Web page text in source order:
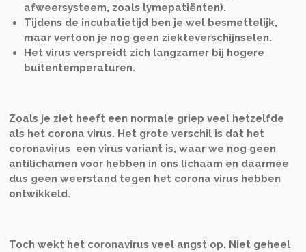
afweersysteem, zoals lymepatiënten).
Tijdens de incubatietijd ben je wel besmettelijk,
maar vertoon je nog geen ziekteverschijnselen.
Het virus verspreidt zich langzamer bij hogere
buitentemperaturen.
Zoals je ziet heeft een normale griep veel hetzelfde
als het corona virus. Het grote verschil is dat het
coronavirus een virus variant is, waar we nog geen
antilichamen voor hebben in ons lichaam en daarmee
dus geen weerstand tegen het corona virus hebben
ontwikkeld.
Toch wekt het coronavirus veel angst op. Niet geheel